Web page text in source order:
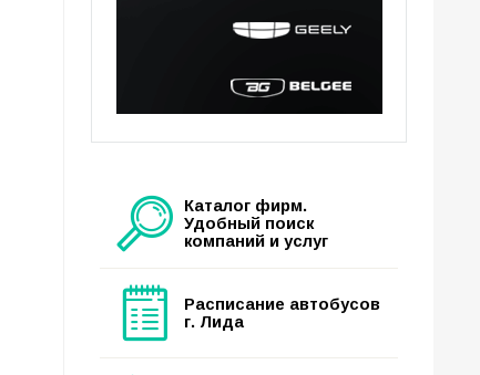
Каталог фирм.
Удобный поиск
компаний и услуг
Расписание автобусов
г. Лида